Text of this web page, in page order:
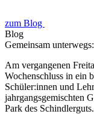
zum Blog
Blog
Gemeinsam
Am vergangenen
Wochenschluss in ein
Schüler:innen und
jahrgangsgemischten
Park des Schindlerguts.